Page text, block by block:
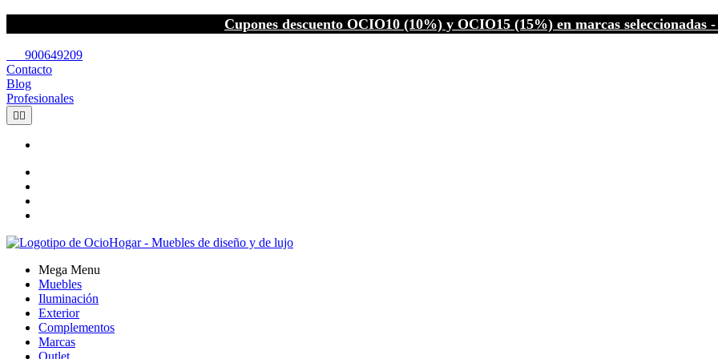
Cupones descuento OCIO10 (10%) y OCIO15 (15%) en marcas seleccionadas
900649209
Contacto
Blog
Profesionales
 
Mega Menu
Muebles
Iluminación
Exterior
Complementos
Marcas
Outlet